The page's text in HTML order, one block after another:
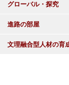
グローバル・探究
進路の部屋
文理融合型人材の育